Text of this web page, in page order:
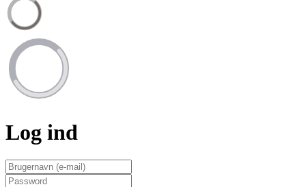
Log ind